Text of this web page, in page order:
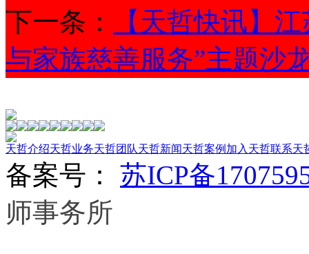
下一条：
【天哲快讯】
与家族慈善服务”主题沙
天哲介绍天哲业务天哲团队天哲新闻天哲案例 加入天哲联系天
备案号：
苏ICP备
师事务所